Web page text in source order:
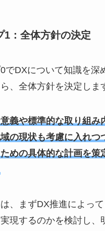
1：全体方針の決定
でDXについて知識を深
、全体方針を決定しま
義や標準的な取り組み
の現状も考慮に入れつ
めの具体的な計画を策
、まずDX推進によっ
現するのかを検討し、